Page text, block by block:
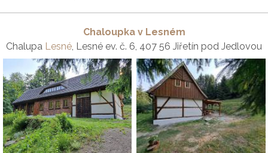
Chaloupka v Lesném
Chalupa Lesné, Lesné ev. č. 6, 407 56 Jiřetín pod Jedlovou